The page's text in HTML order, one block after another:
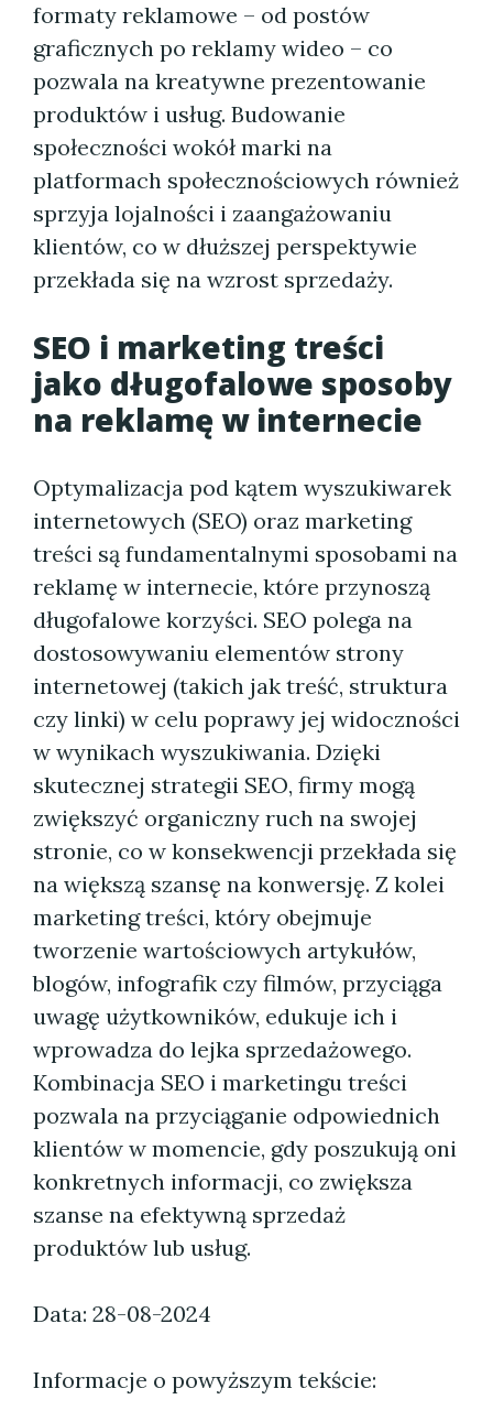
formaty reklamowe – od postów
graficznych po reklamy wideo – co
pozwala na kreatywne prezentowanie
produktów i usług. Budowanie
społeczności wokół marki na
platformach społecznościowych również
sprzyja lojalności i zaangażowaniu
klientów, co w dłuższej perspektywie
przekłada się na wzrost sprzedaży.
SEO i marketing treści
jako długofalowe sposoby
na reklamę w internecie
Optymalizacja pod kątem wyszukiwarek
internetowych (SEO) oraz marketing
treści są fundamentalnymi sposobami na
reklamę w internecie, które przynoszą
długofalowe korzyści. SEO polega na
dostosowywaniu elementów strony
internetowej (takich jak treść, struktura
czy linki) w celu poprawy jej widoczności
w wynikach wyszukiwania. Dzięki
skutecznej strategii SEO, firmy mogą
zwiększyć organiczny ruch na swojej
stronie, co w konsekwencji przekłada się
na większą szansę na konwersję. Z kolei
marketing treści, który obejmuje
tworzenie wartościowych artykułów,
blogów, infografik czy filmów, przyciąga
uwagę użytkowników, edukuje ich i
wprowadza do lejka sprzedażowego.
Kombinacja SEO i marketingu treści
pozwala na przyciąganie odpowiednich
klientów w momencie, gdy poszukują oni
konkretnych informacji, co zwiększa
szanse na efektywną sprzedaż
produktów lub usług.
Data: 28-08-2024
Informacje o powyższym tekście: